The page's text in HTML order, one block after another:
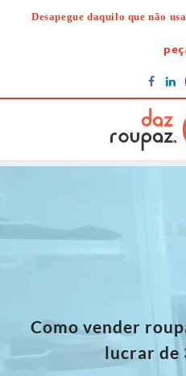
Desapegue daquilo que não
Como vender
lucrar de